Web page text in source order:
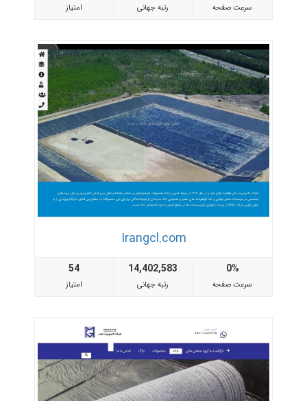
امتیاز رتبه جهانی سرعت صفحه
Irangcl.com
54
امتیاز
14,402,583
رتبه جهانی
0%
سرعت صفحه